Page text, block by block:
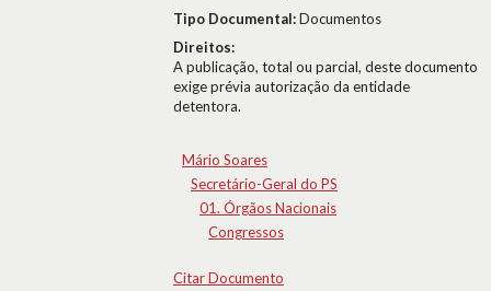
Tipo Documental:Documentos
Direitos:
A publicação, total ou parcial, deste documento
exige prévia autorização da entidade
detentora.
Mário Soares
Secretário-Geral do PS
01. Órgãos Nacionais
Congressos
Citar Documento